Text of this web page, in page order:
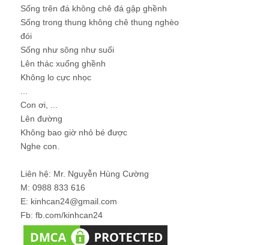
Sống trên đá không chê đá gập ghềnh
Sống trong thung không chê thung nghèo
đói
Sống như sông như suối
Lên thác xuống ghềnh
Không lo cực nhọc
Con ơi, ...
Lên đường
Không bao giờ nhỏ bé được
Nghe con.
Liên hệ: Mr. Nguyễn Hùng Cường
M: 0988 833 616
E: kinhcan24@gmail.com
Fb: fb.com/kinhcan24